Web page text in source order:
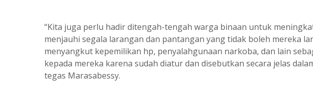
“Kita juga perlu hadir ditengah-tengah warga binaan untuk
menjauhi segala larangan dan pantangan yang tidak boleh mereka
menyangkut kepemilikan hp, penyalahgunaan narkoba, dan lain
kepada mereka karena sudah diatur dan disebutkan secara jelas
tegas Marasabessy.